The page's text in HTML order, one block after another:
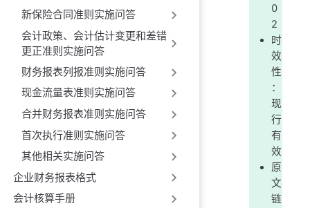
新保险合同准则实施问答
会计政策、会计估计变更和差错
更正准则实施问答
财务报表列报准则实施问答
现金流量表准则实施问答
合并财务报表准则实施问答
首次执行准则实施问答
其他相关实施问答
企业财务报表格式
会计核算手册
0
2
时
效
性
：
现
行
有
效
原
文
链